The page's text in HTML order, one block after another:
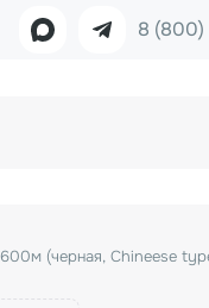
8
(черная, Chineese